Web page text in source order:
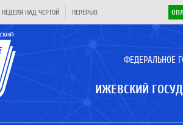
НЕДЕЛЯ НАД ЧЕРТОЙ ПЕРЕРЫВ
ФЕДЕРАЛЬНОЕ
ИЖЕВСКИЙ